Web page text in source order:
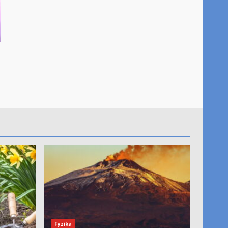
Fyzika